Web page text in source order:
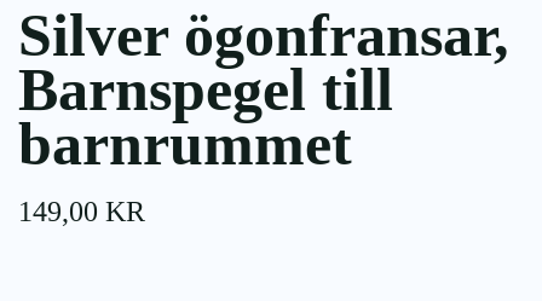
Silver ögonfransar,
Barnspegel till
barnrummet
149,00 KR